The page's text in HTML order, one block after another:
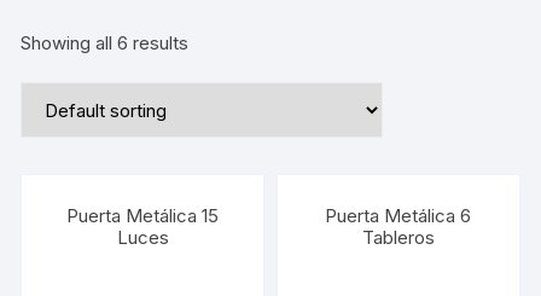
Showing all 6 results
Puerta Metálica 15
Luces
Puerta Metálica 6
Tableros